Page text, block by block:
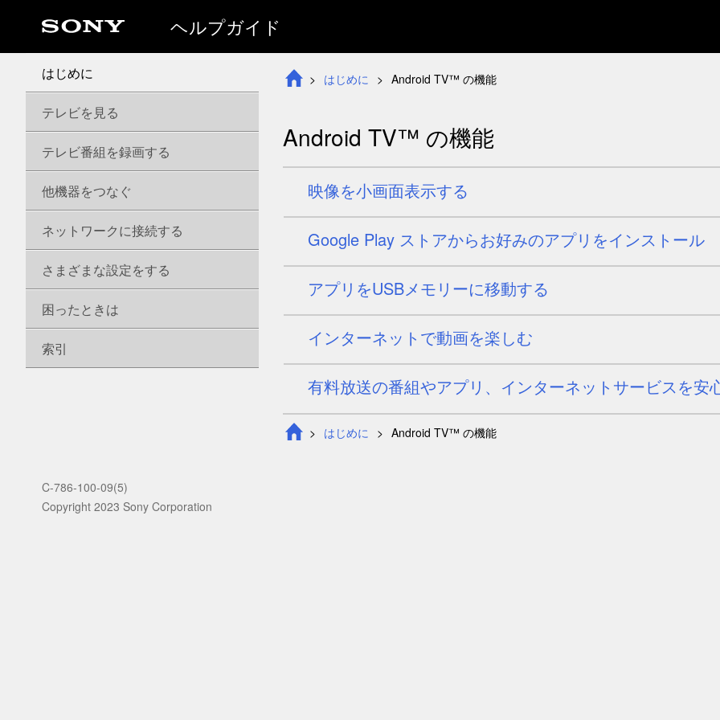
ヘルプガイド
はじめに Android TV™ の機能
Android TV™ の機能
映像を小画面表示する
Google Play ストアからお好みのアプリをインストール
アプリをUSBメモリーに移動する
インターネットで動画を楽しむ
有料放送の番組やアプリ、インターネットサービスを安
はじめに Android TV™ の機能
はじめに
テレビを見る
テレビ番組を録画する
他機器をつなぐ
ネットワークに接続する
さまざまな設定をする
困ったときは
索引
C-786-100-09(5)
Copyright 2023 Sony Corporation